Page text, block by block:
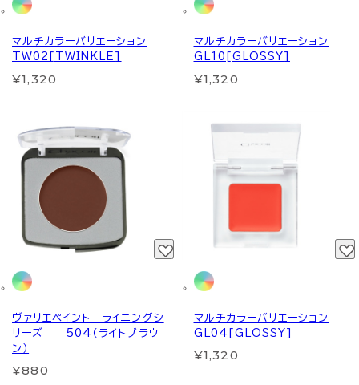
マルチカラーバリエーション
TW02[TWINKLE]
¥1,320
マルチカラーバリエーション
GL10[GLOSSY]
¥1,320
ヴァリエペイント ライニングシ
リーズ 504（ライトブラウ
ン）
¥880
マルチカラーバリエーション
GL04[GLOSSY]
¥1,320